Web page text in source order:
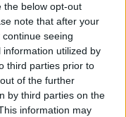
the below opt-out
note that after your
seeing
utilized by
third parties prior to
of the further
by third parties on the
information may